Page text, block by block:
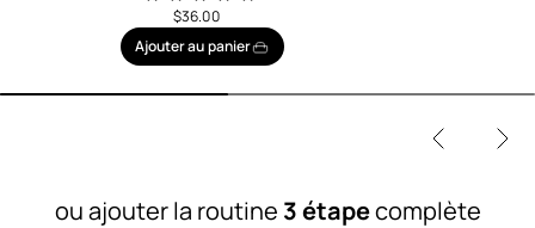
$36.00
Ajouter au panier
ou ajouter la routine 3 étapecomplète